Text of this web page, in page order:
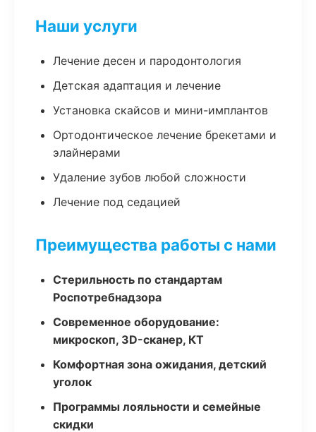
Наши услуги
Лечение десен и пародонтология
Детская адаптация и лечение
Установка скайсов и мини-имплантов
Ортодонтическое лечение брекетами и
элайнерами
Удаление зубов любой сложности
Лечение под седацией
Преимущества работы с нами
Стерильность по стандартам
Роспотребнадзора
Современное оборудование:
микроскоп, 3D-сканер, КТ
Комфортная зона ожидания, детский
уголок
Программы лояльности и семейные
скидки